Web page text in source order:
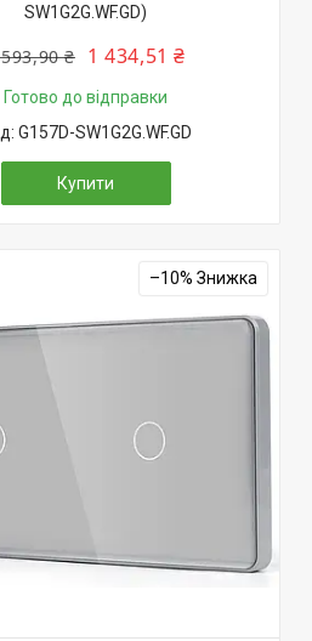
SW1G2G.WF.GD)
₴ 1 434,51 ₴
Готово до відправки
G157D-SW1G2G.WF.GD
Купити
–10%